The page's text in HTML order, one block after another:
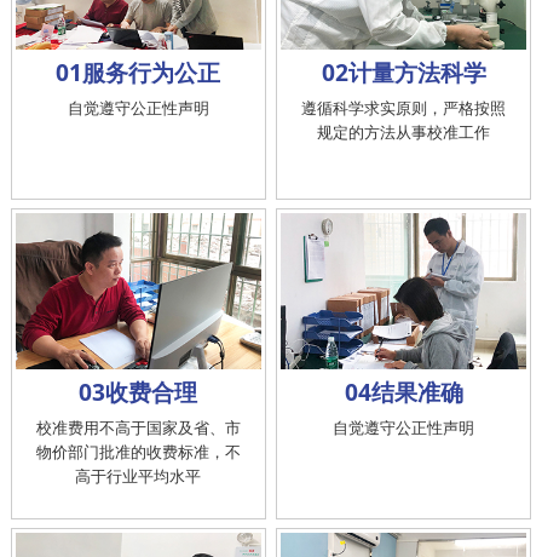
01服务行为公正
自觉遵守公正性声明
02计量方法科学
遵循科学求实原则，严格按照
规定的方法从事校准工作
03收费合理
校准费用不高于国家及省、市
物价部门批准的收费标准，不
高于行业平均水平
04结果准确
自觉遵守公正性声明